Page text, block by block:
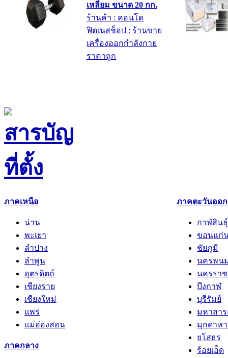
เหลี่ยม ขนาด 20 กก.
ร้านค้า : คอนโด
ฟิตเนสช็อป : ร้านขาย
เครื่องออกกำลังกาย
ราคาถูก
ภาคเหนือ
น่าน
พะเยา
ลำปาง
ลำพูน
อุตรดิตถ์
เชียงราย
เชียงใหม่
แพร่
แม่ฮ่องสอน
ภาคกลาง
ภาคตะวันออก
กาฬสินธุ์
ขอนแก่
ชัยภูมิ
นครพน
นครรา
บึงกาฬ
บุรีรัมย์
มหาสา
มุกดาห
ยโสธร
ร้อยเอ็ด